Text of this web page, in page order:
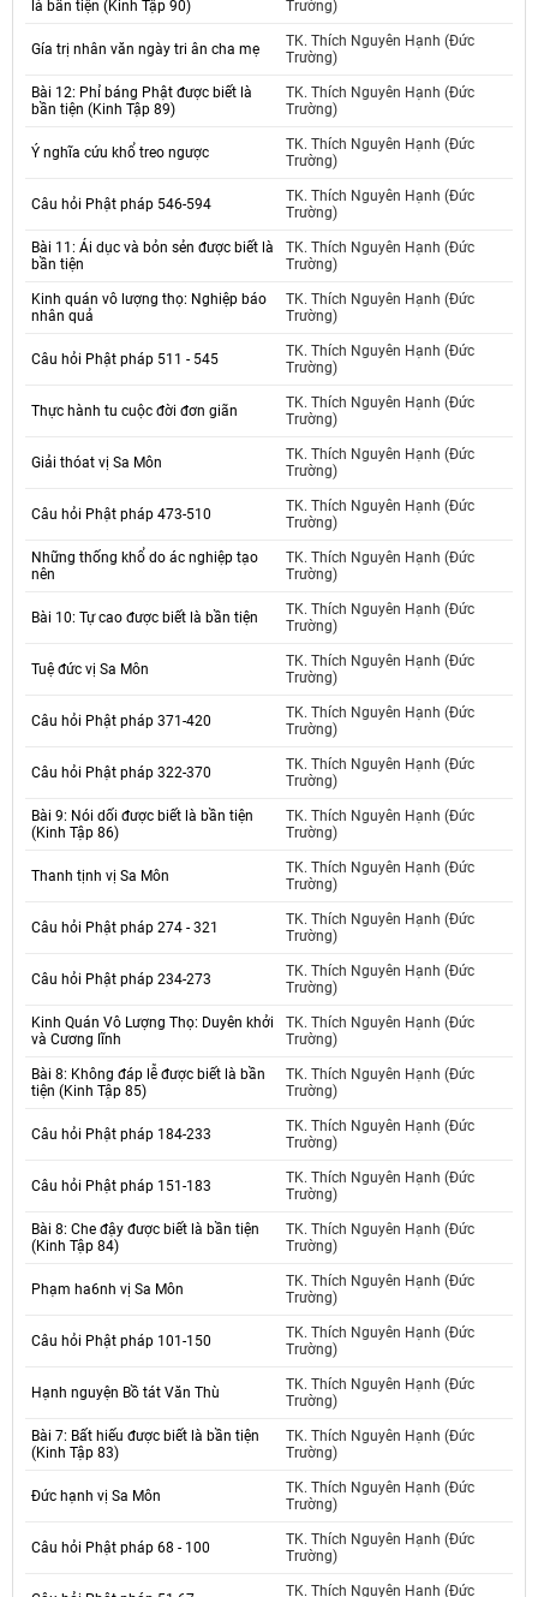
là bần tiện (Kinh Tập 90) Trường)
Gía trị nhân văn ngày tri ân cha mẹ
TK. Thích Nguyên Hạnh (Đức
Trường)
Bài 12: Phỉ báng Phật được biết là
bần tiện (Kinh Tập 89)
TK. Thích Nguyên Hạnh (Đức
Trường)
Ý nghĩa cứu khổ treo ngược
TK. Thích Nguyên Hạnh (Đức
Trường)
Câu hỏi Phật pháp 546-594
TK. Thích Nguyên Hạnh (Đức
Trường)
Bài 11: Ái dục và bỏn sẻn được biết là
bần tiện
TK. Thích Nguyên Hạnh (Đức
Trường)
Kinh quán vô lượng thọ: Nghiệp báo
nhân quả
TK. Thích Nguyên Hạnh (Đức
Trường)
Câu hỏi Phật pháp 511 - 545
TK. Thích Nguyên Hạnh (Đức
Trường)
Thực hành tu cuộc đời đơn giãn
TK. Thích Nguyên Hạnh (Đức
Trường)
Giải thóat vị Sa Môn
TK. Thích Nguyên Hạnh (Đức
Trường)
Câu hỏi Phật pháp 473-510
TK. Thích Nguyên Hạnh (Đức
Trường)
Những thống khổ do ác nghiệp tạo
nên
TK. Thích Nguyên Hạnh (Đức
Trường)
Bài 10: Tự cao được biết là bần tiện
TK. Thích Nguyên Hạnh (Đức
Trường)
Tuệ đức vị Sa Môn
TK. Thích Nguyên Hạnh (Đức
Trường)
Câu hỏi Phật pháp 371-420
TK. Thích Nguyên Hạnh (Đức
Trường)
Câu hỏi Phật pháp 322-370
TK. Thích Nguyên Hạnh (Đức
Trường)
Bài 9: Nói dối được biết là bần tiện
(Kinh Tập 86)
TK. Thích Nguyên Hạnh (Đức
Trường)
Thanh tịnh vị Sa Môn
TK. Thích Nguyên Hạnh (Đức
Trường)
Câu hỏi Phật pháp 274 - 321
TK. Thích Nguyên Hạnh (Đức
Trường)
Câu hỏi Phật pháp 234-273
TK. Thích Nguyên Hạnh (Đức
Trường)
Kinh Quán Vô Lượng Thọ: Duyên khởi
và Cương lĩnh
TK. Thích Nguyên Hạnh (Đức
Trường)
Bài 8: Không đáp lễ được biết là bần
tiện (Kinh Tập 85)
TK. Thích Nguyên Hạnh (Đức
Trường)
Câu hỏi Phật pháp 184-233
TK. Thích Nguyên Hạnh (Đức
Trường)
Câu hỏi Phật pháp 151-183
TK. Thích Nguyên Hạnh (Đức
Trường)
Bài 8: Che đậy được biết là bần tiện
(Kinh Tập 84)
TK. Thích Nguyên Hạnh (Đức
Trường)
Phạm ha6nh vị Sa Môn
TK. Thích Nguyên Hạnh (Đức
Trường)
Câu hỏi Phật pháp 101-150
TK. Thích Nguyên Hạnh (Đức
Trường)
Hạnh nguyện Bồ tát Văn Thù
TK. Thích Nguyên Hạnh (Đức
Trường)
Bài 7: Bất hiếu được biết là bần tiện
(Kinh Tập 83)
TK. Thích Nguyên Hạnh (Đức
Trường)
Đức hạnh vị Sa Môn
TK. Thích Nguyên Hạnh (Đức
Trường)
Câu hỏi Phật pháp 68 - 100
TK. Thích Nguyên Hạnh (Đức
Trường)
TK. Thích Nguyên Hạnh (Đức